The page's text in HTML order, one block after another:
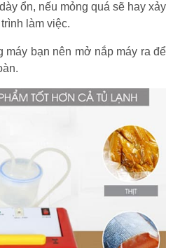
ổn, nếu mỏng quá sẽ hay xảy
làm việc.
máy bạn nên mở nắp máy ra để